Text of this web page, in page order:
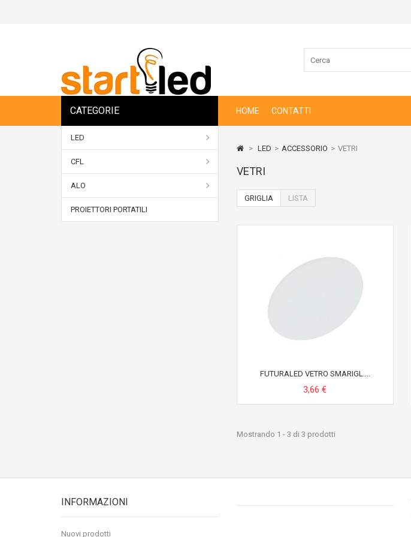
CATEGORIE HOME CONTATTI
LED
CFL
ALO
PROIETTORI PORTATILI
> LED > ACCESSORIO > VETRI
VETRI
GRIGLIA LISTA
FUTURALED VETRO SMARIGL....
3,66 €
Mostrando 1 - 3 di 3 prodotti
INFORMAZIONI
Nuovi prodotti